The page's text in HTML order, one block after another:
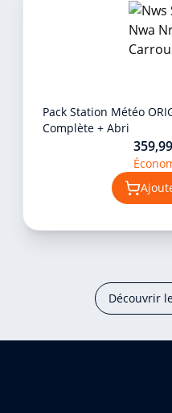
Pack Station Météo
Complète + Abri
Découvrir